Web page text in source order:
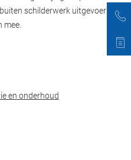
schilderwerk uitgevoerd.
mee.
en onderhoud